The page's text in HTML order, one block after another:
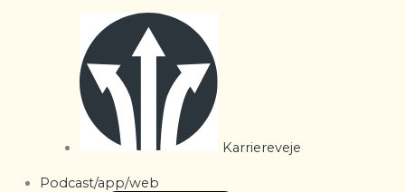
Karriereveje
Podcast/app/web